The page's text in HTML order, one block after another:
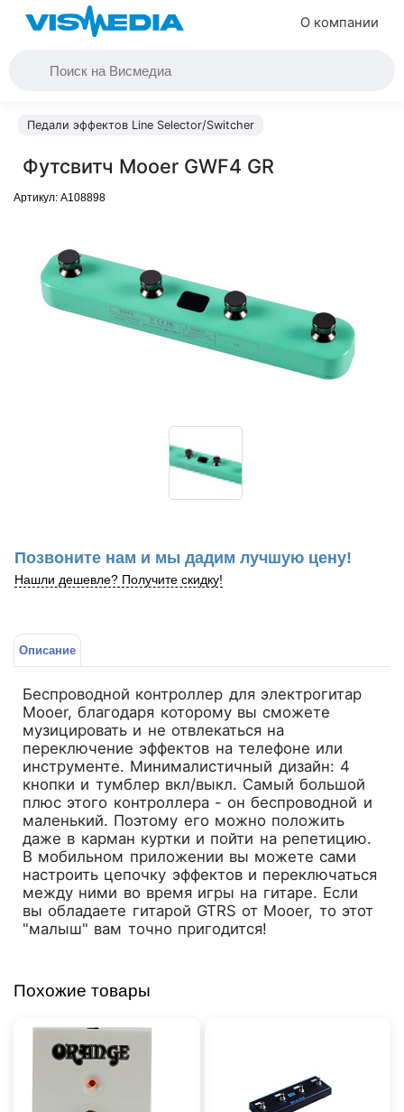
О компании
Педали эффектов Line Selector/Switcher
Футсвитч Mooer GWF4 GR
Артикул: A108898
Позвоните нам и мы дадим лучшую цену!
Нашли дешевле? Получите скидку!
Описание
Беспроводной контроллер для электрогитар
Mooer, благодаря которому вы сможете
музицировать и не отвлекаться на
переключение эффектов на телефоне или
инструменте. Минималистичный дизайн: 4
кнопки и тумблер вкл/выкл. Самый большой
плюс этого контроллера - он беспроводной и
маленький. Поэтому его можно положить
даже в карман куртки и пойти на репетицию.
В мобильном приложении вы можете сами
настроить цепочку эффектов и переключаться
между ними во время игры на гитаре. Если
вы обладаете гитарой GTRS от Mooer, то этот
"малыш" вам точно пригодится!
Похожие товары